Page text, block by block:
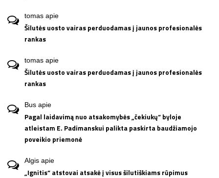
tomas apie
Šilutės uosto vairas perduodamas į jaunos profesionalės
rankas
tomas apie
Šilutės uosto vairas perduodamas į jaunos profesionalės
rankas
Bus apie
Pagal laidavimą nuo atsakomybės „čekiukų“ byloje
atleistam E. Padimanskui palikta paskirta baudžiamojo
poveikio priemonė
Algis apie
„Ignitis“ atstovai atsakė į visus šilutiškiams rūpimus